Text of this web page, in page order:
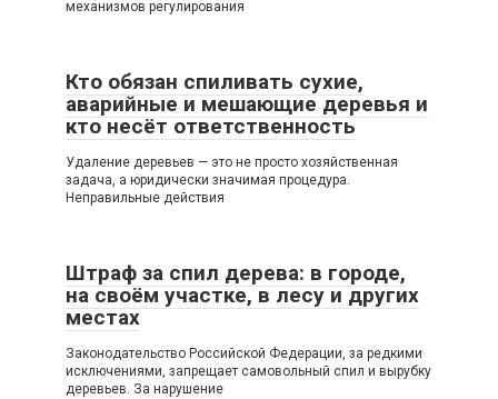
механизмов регулирования
Кто обязан спиливать сухие,
аварийные и мешающие деревья и
кто несёт ответственность
Удаление деревьев — это не просто хозяйственная
задача, а юридически значимая процедура.
Неправильные действия
Штраф за спил дерева: в городе,
на своём участке, в лесу и других
местах
Законодательство Российской Федерации, за редкими
исключениями, запрещает самовольный спил и вырубку
деревьев. За нарушение